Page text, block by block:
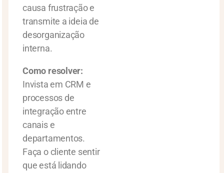
causa frustração e
transmite a ideia de
desorganização
interna.
Como resolver:
Invista em CRM e
processos de
integração entre
canais e
departamentos.
Faça o cliente sentir
que está lidando